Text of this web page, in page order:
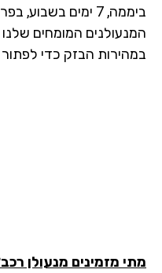
ביממה, 7 ימים בשבוע,
המומחים שלנו זמין
הבזק כדי לפתור את
מזמינים מנעולן רכב?